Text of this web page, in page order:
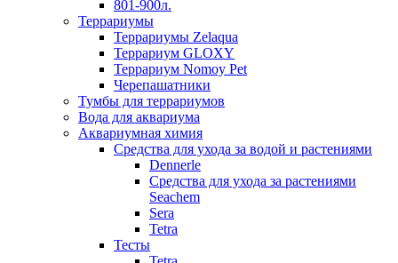
801-900л.
Террариумы
Террариумы Zelaqua
Террариум GLOXY
Террариум Nomoy Pet
Черепашатники
Тумбы для террариумов
Вода для аквариума
Аквариумная химия
Средства для ухода за водой и растениями
Dennerle
Средства для ухода за растениями
Seachem
Sera
Tetra
Тесты